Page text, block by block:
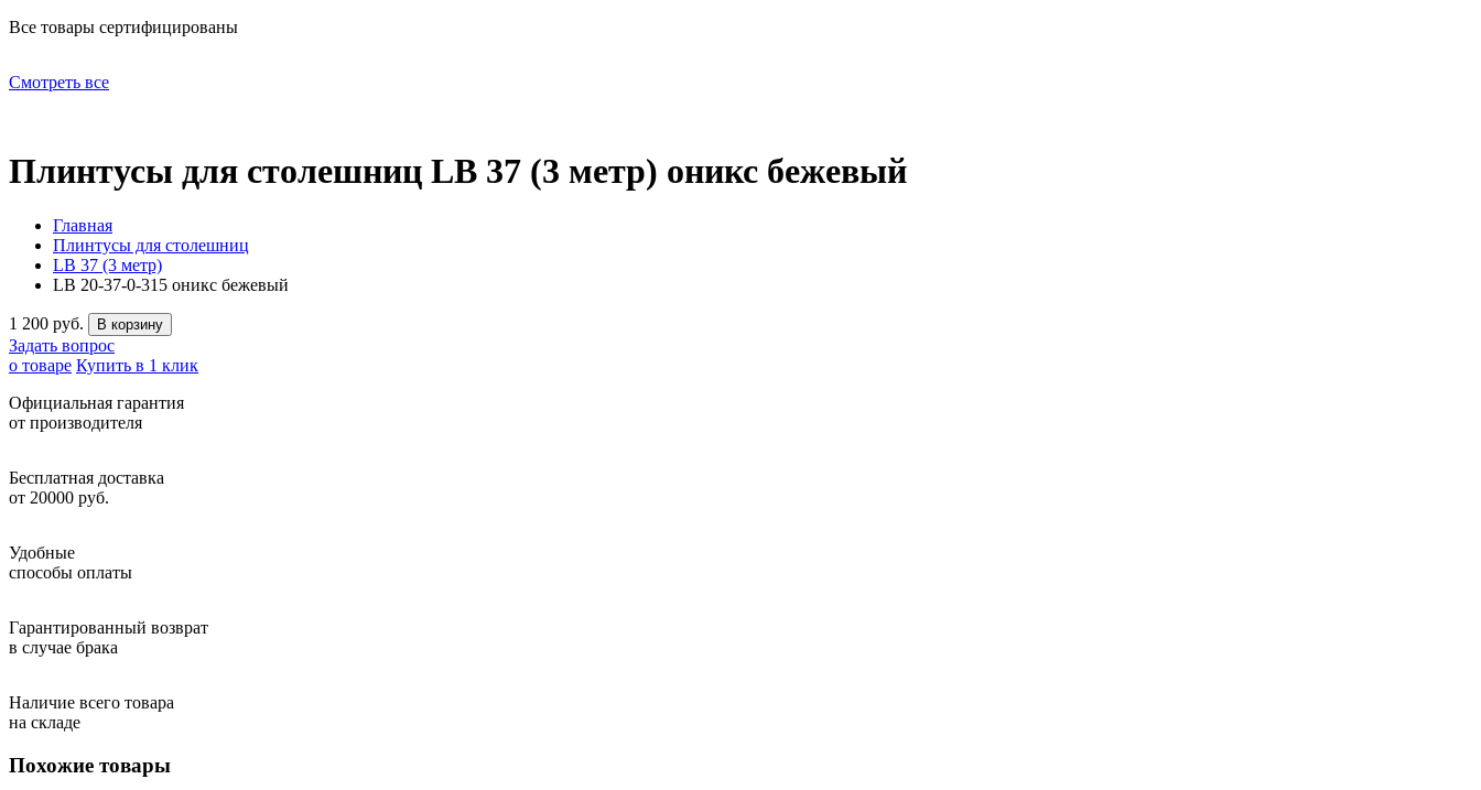
Все товары сертифицированы
Смотреть все
Плинтусы для столешниц LB 37 (3 метр) оникс бежевый
Главная
Плинтусы для столешниц
LB 37 (3 метр)
LB 20-37-0-315 оникс бежевый
1 200 руб.
Задать вопрос
о товаре Купить в 1 клик
Официальная гарантия
от производителя
Бесплатная доставка
от 20000 руб.
Удобные
способы оплаты
Гарантированный возврат
в случае брака
Наличие всего товара
на складе
Похожие товары